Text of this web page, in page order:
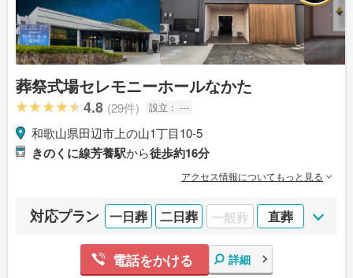
葬祭式場セレモニーホールなかた
4.8 (29件) 設立： ---
和歌山県田辺市上の山1丁目10-5
きのくに線芳養駅から徒歩約16分
アクセス情報についてもっと見る
対応プラン 一日葬 二日葬 一般葬 直葬
電話をかける 詳細